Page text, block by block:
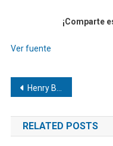
¡Comparte
Ver fuente
Navegación
de
entradas
Henry Blanco puso fin a su ciclo al mando de Cardenales
RELATED POSTS